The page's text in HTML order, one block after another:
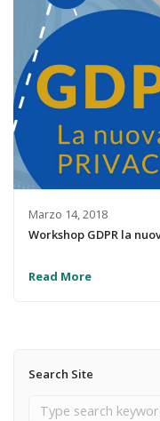
Marzo 14, 2018
Workshop GDPR la
Read More
Search Site